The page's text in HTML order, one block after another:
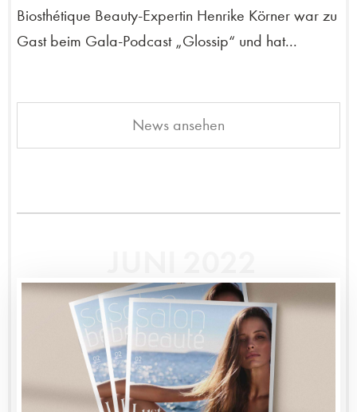
Biosthétique Beauty-Expertin Henrike Körner war zu
Gast beim Gala-Podcast „Glossip“ und hat...
News ansehen